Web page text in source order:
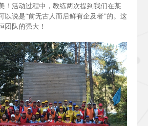
！活动过程中，教练两次提到我们在某
以说是“前无古人而后鲜有企及者”的。这
团队的强大！